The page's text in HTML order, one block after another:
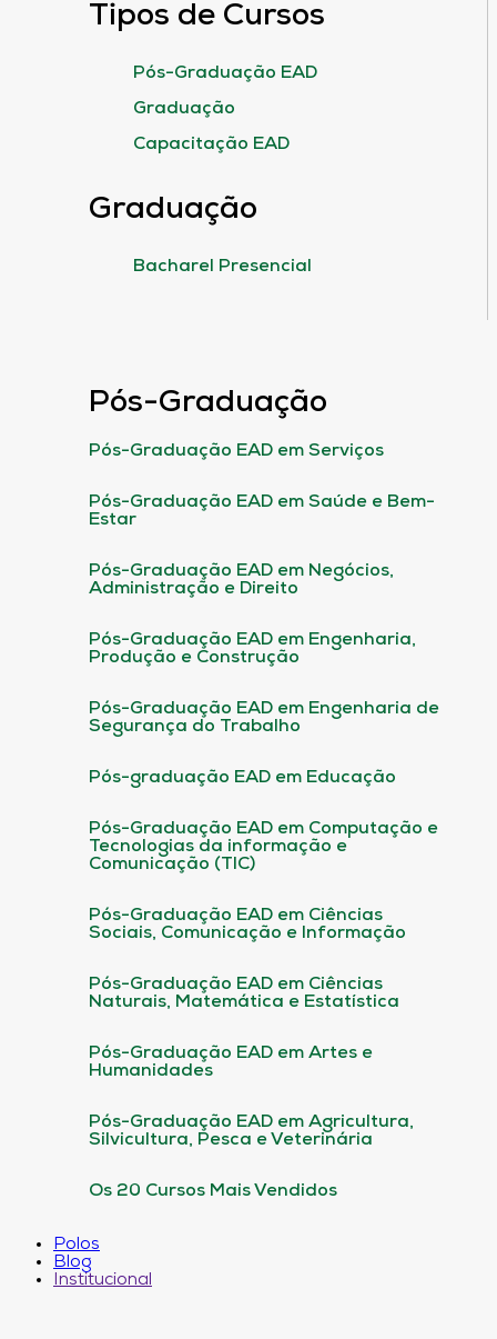
Tipos de Cursos
Pós-Graduação EAD
Graduação
Capacitação EAD
Graduação
Bacharel Presencial
Pós-Graduação
Pós-Graduação EAD em Serviços
Pós-Graduação EAD em Saúde e Bem-
Estar
Pós-Graduação EAD em Negócios,
Administração e Direito
Pós-Graduação EAD em Engenharia,
Produção e Construção
Pós-Graduação EAD em Engenharia de
Segurança do Trabalho
Pós-graduação EAD em Educação
Pós-Graduação EAD em Computação e
Tecnologias da informação e
Comunicação (TIC)
Pós-Graduação EAD em Ciências
Sociais, Comunicação e Informação
Pós-Graduação EAD em Ciências
Naturais, Matemática e Estatística
Pós-Graduação EAD em Artes e
Humanidades
Pós-Graduação EAD em Agricultura,
Silvicultura, Pesca e Veterinária
Os 20 Cursos Mais Vendidos
Polos
Blog
Institucional